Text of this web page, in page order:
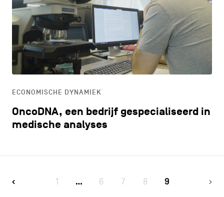
ECONOMISCHE DYNAMIEK
OncoDNA, een bedrijf gespecialiseerd in
medische analyses
1 … 6 7 8 9